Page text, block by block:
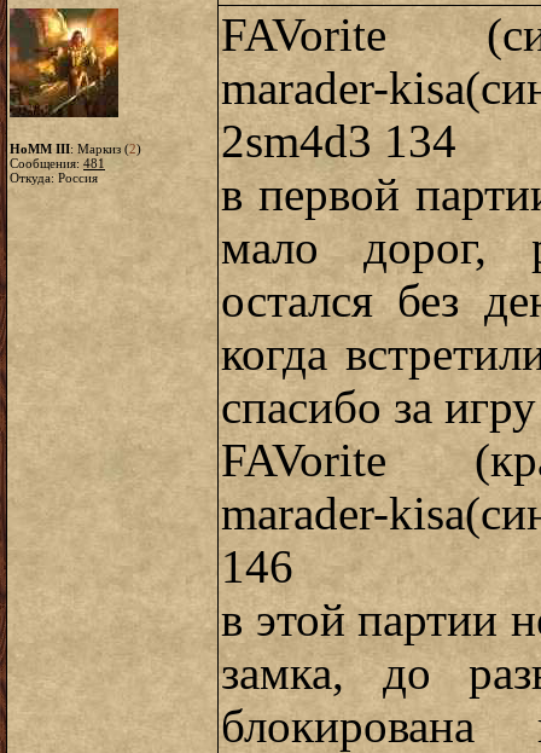
HoMM III: Маркиз (2)
Сообщения: 481
Откуда: Россия
FAVorite
marader-
2sm4d3 134
в первой
мало дорог,
остался без
когда
спасибо за игру
FAVorite
marader-
146
в этой партии
замка, до